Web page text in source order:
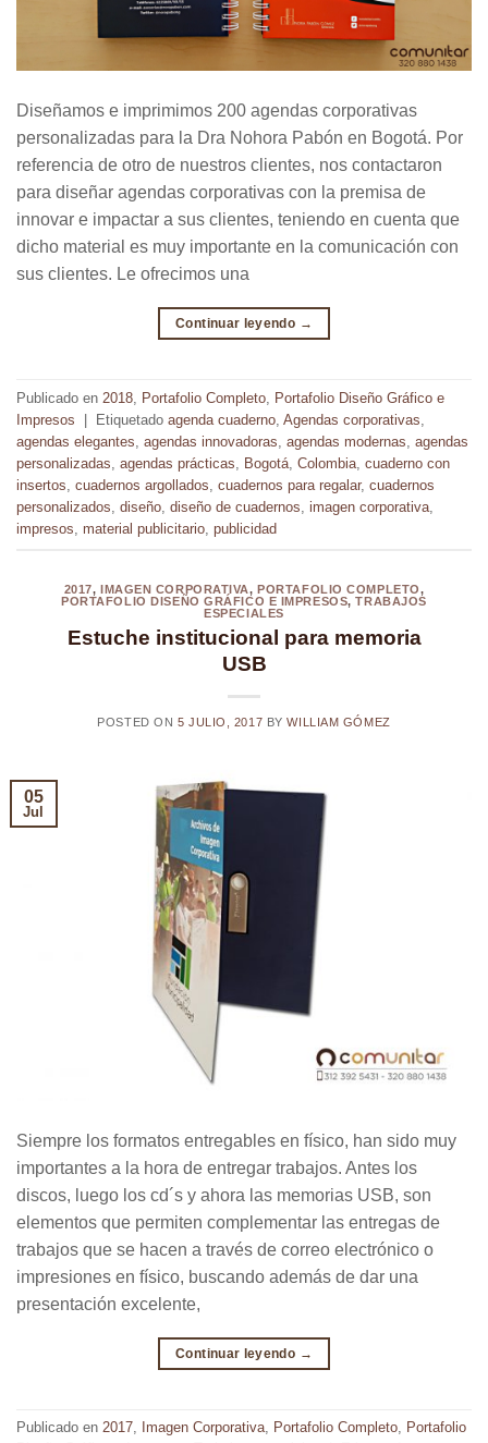
Diseñamos e imprimimos 200 agendas corporativas
personalizadas para la Dra Nohora Pabón en Bogotá. Por
referencia de otro de nuestros clientes, nos contactaron
para diseñar agendas corporativas con la premisa de
innovar e impactar a sus clientes, teniendo en cuenta que
dicho material es muy importante en la comunicación con
sus clientes. Le ofrecimos una
Continuar leyendo →
Publicado en 2018 Portafolio Completo
Portafolio Diseño Gráfico e
Impresos
Etiquetado agenda cuaderno Agendas corporativas
agendas elegantes agendas innovadoras agendas modernas agendas
personalizadas agendas prácticas Bogotá Colombia cuaderno con
insertos cuadernos argollados cuadernos para regalar, cuadernos
personalizados diseño diseño de cuadernos imagen corporativa
impresos
material publicitario publicidad
2017, IMAGEN CORPORATIVA,PORTAFOLIO COMPLETO,
PORTAFOLIO DISEÑO GRÁFICO E IMPRESOS,TRABAJOS
ESPECIALES
Estuche institucional para memoria
USB
POSTED ON 5 JULIO, 2017 BYWILLIAM GÓMEZ
05
Jul
Siempre los formatos entregables en físico, han sido muy
importantes a la hora de entregar trabajos. Antes los
discos, luego los cd´s y ahora las memorias USB, son
elementos que permiten complementar las entregas de
trabajos que se hacen a través de correo electrónico o
impresiones en físico, buscando además de dar una
presentación excelente,
Continuar leyendo →
Publicado en 2017, Imagen Corporativa, Portafolio Completo, Portafolio